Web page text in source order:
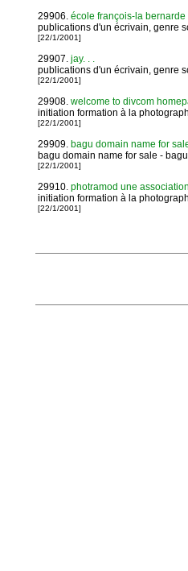
29906. école françois-la bernarde
publications d'un écrivain, genre
[22/1/2001]
29907. jay. . .
publications d'un écrivain, genre
[22/1/2001]
29908. welcome to divcom
initiation formation à la
[22/1/2001]
29909. bagu domain name for
bagu domain name for sale -
[22/1/2001]
29910. photramod une
initiation formation à la
[22/1/2001]